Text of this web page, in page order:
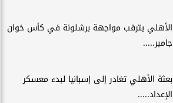
الأهلي يترقب مواجهة برشلونة في كأس خوان
جامبر.....
بعثة الأهلي تغادر إلى إسبانيا لبدء معسكر
الإعداد.....